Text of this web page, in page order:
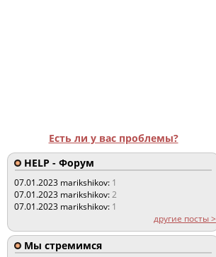
Есть ли у вас проблемы?
HELP - Форум
07.01.2023 marikshikov: 1
07.01.2023 marikshikov:2
07.01.2023 marikshikov: 1
другие посты >
Мы стремимся